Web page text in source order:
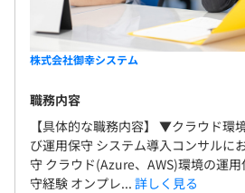
株式会社御幸システム
職務内容
【具体的な職務内容】 ▼クラウド環
び運用保守 システム導入コンサルに
守 クラウド(Azure、AWS)環境の運
守経験 オンプレ... 詳しく見る